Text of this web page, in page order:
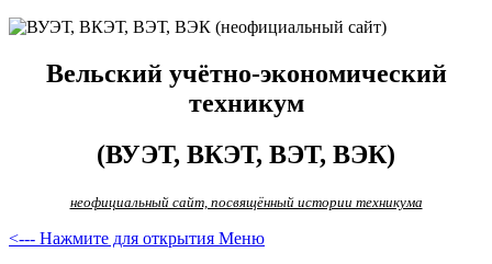
Вельский учётно-экономический
техникум
(ВУЭТ, ВКЭТ, ВЭТ, ВЭК)
неофициальный сайт, посвящённый истории техникума
<--- Нажмите для открытия Меню